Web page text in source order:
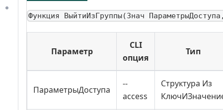
Функция ВыйтиИзГруппы(Знач
Параметр
CLI
опция
Тип
ПараметрыДоступа
--
access
Структура Из